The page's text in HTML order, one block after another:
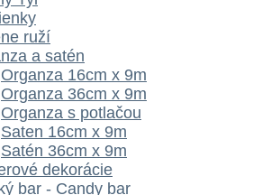
ruží
a satén
Organza 16cm x 9m
Organza 36cm x 9m
Organza s potlačou
Saten 16cm x 9m
Satén 36cm x 9m
dekorácie
bar - Candy bar